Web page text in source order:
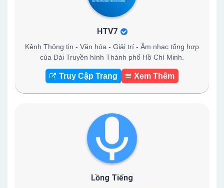
HTV7
Kênh Thông tin - Văn hóa - Giải trí - Âm nhạc tổng hợp
của Đài Truyền hình Thành phố Hồ Chí Minh.
Truy Cập Trang Xem Thêm
Lồng Tiếng